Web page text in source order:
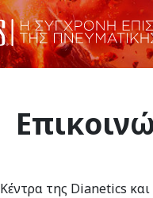
Κέντρα της Dianetics